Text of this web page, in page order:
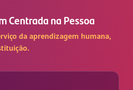
Centrada na Pessoa
da aprendizagem humana,